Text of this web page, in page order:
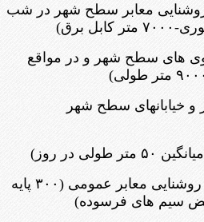
معابر سطح شهر در شب
های سطح شهر و در مواقع
خیابانهای سطح شهر
در روز)
نظارت ، بازسازی و بهبود روشنایی معابر عمومی (۳۰۰ پایه
سیم های فرسوده)